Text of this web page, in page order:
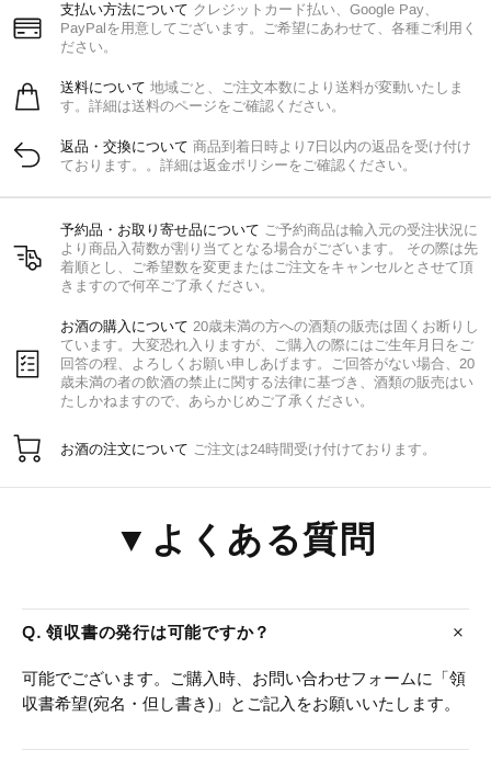
支払い方法について クレジットカード払い、Google Pay、
PayPalを用意してございます。ご希望にあわせて、各種ご利用く
ださい。
送料について 地域ごと、ご注文本数により送料が変動いたしま
す。詳細は送料のページをご確認ください。
返品・交換について 商品到着日時より7日以内の返品を受け付け
ております。。詳細は返金ポリシーをご確認ください。
予約品・お取り寄せ品について ご予約商品は輸入元の受注状況に
より商品入荷数が割り当てとなる場合がございます。 その際は先
着順とし、ご希望数を変更またはご注文をキャンセルとさせて頂
きますので何卒ご了承ください。
お酒の購入について 20歳未満の方への酒類の販売は固くお断りし
ています。大変恐れ入りますが、ご購入の際にはご生年月日をご
回答の程、よろしくお願い申しあげます。ご回答がない場合、20
歳未満の者の飲酒の禁止に関する法律に基づき、酒類の販売はい
たしかねますので、あらかじめご了承ください。
お酒の注文について ご注文は24時間受け付けております。
▼よくある質問
Q. 領収書の発行は可能ですか？
可能でございます。ご購入時、お問い合わせフォームに「領
収書希望(宛名・但し書き)」とご記入をお願いいたします。